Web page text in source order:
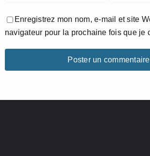
Enregistrez mon nom, e-mail et site
navigateur pour la prochaine fois que je